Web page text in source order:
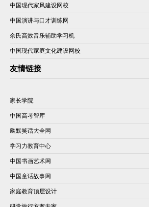
中国现代家风建设网校
中国演讲与口才训练网
余氏高效音乐辅助学习机
中国现代家庭文化建设网校
友情链接
家长学院
中国高考智库
幽默笑话大全网
学习力教育中心
中国书画艺术网
中国童话故事网
家庭教育顶层设计